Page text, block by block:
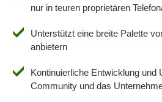
nur in teuren proprietären
Unterstützt eine breite Palette
anbietern
Kontinuierliche Entwicklung und
Community und das